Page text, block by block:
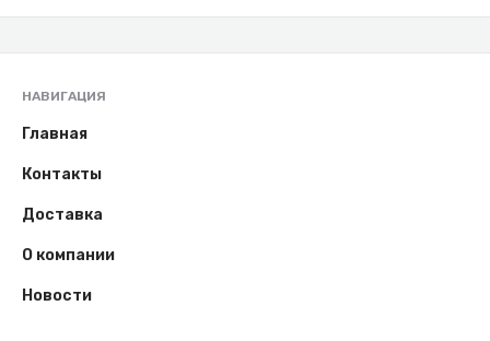
НАВИГАЦИЯ
Главная
Контакты
Доставка
О компании
Новости